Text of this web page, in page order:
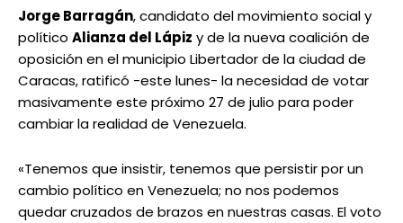
Jorge Barragán, candidato del movimiento social y
político Alianza del Lápiz y de la nueva coalición de
oposición en el municipio Libertador de la ciudad de
Caracas, ratificó -este lunes- la necesidad de votar
masivamente este próximo 27 de julio para poder
cambiar la realidad de Venezuela.
«Tenemos que insistir, tenemos que persistir por un
cambio político en Venezuela; no nos podemos
quedar cruzados de brazos en nuestras casas. El voto